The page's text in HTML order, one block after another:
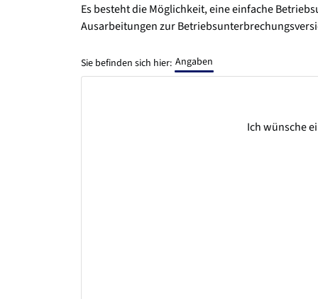
Es besteht die Möglichkeit, eine einfache
Ausarbeitungen zur
Sie befinden sich hier: Angaben
Ich wünsche